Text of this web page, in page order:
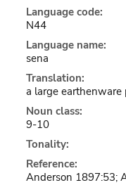
Language code:
N44
Language name:
sena
Translation:
a large earthenware
Noun class:
9-10
Tonality:
Reference:
Anderson 1897:53;